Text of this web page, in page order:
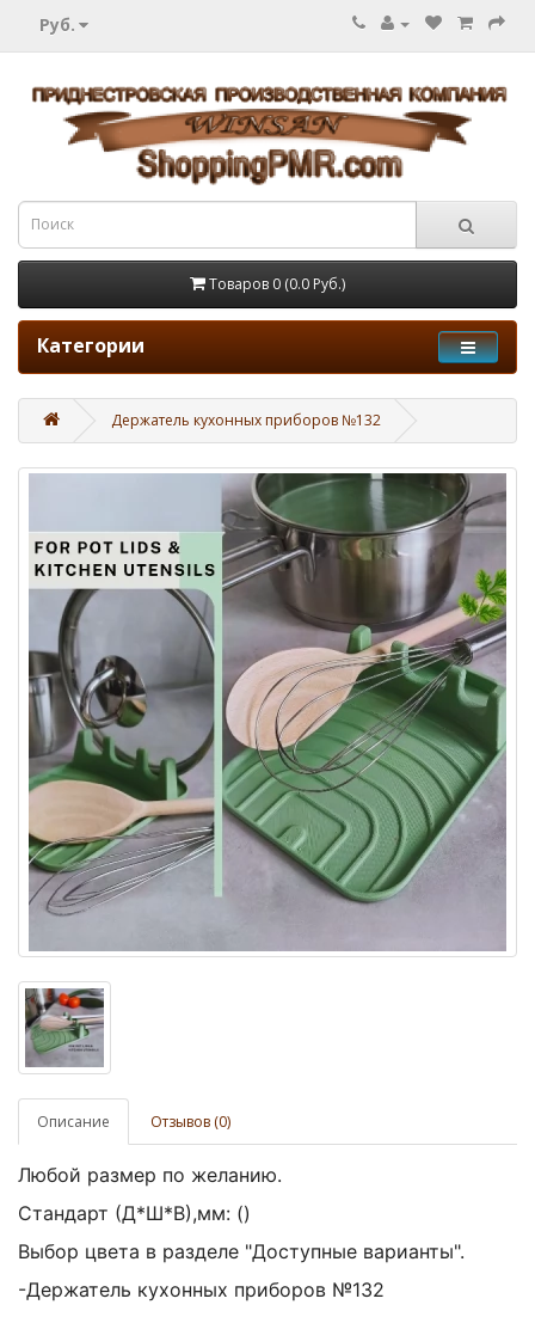
Руб.
Товаров 0 (0.0 Руб.)
Категории
Держатель кухонных приборов №132
Описание Отзывов (0)
Любой размер по желанию.
Стандарт (Д*Ш*В),мм: ()
Выбор цвета в разделе "Доступные варианты".
-Держатель кухонных приборов №132